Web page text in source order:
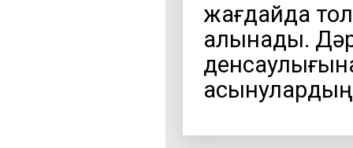
жағдайда
алынады.
денсаулығына